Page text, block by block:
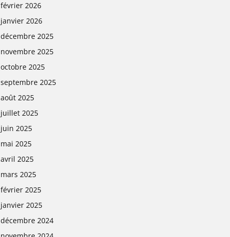
février 2026
janvier 2026
décembre 2025
novembre 2025
octobre 2025
septembre 2025
août 2025
juillet 2025
juin 2025
mai 2025
avril 2025
mars 2025
février 2025
janvier 2025
décembre 2024